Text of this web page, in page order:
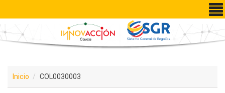
Pasar al contenido principal
Inicio COL0030003